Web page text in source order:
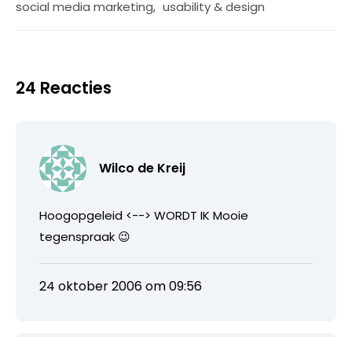
social media marketing, usability & design
24 Reacties
Wilco de Kreij
Hoogopgeleid <--> WORDT IK Mooie
tegenspraak 😉
24 oktober 2006 om 09:56